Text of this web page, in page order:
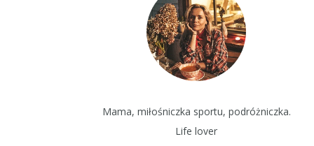
Mama, miłośniczka sportu, podróżniczka.
Life lover